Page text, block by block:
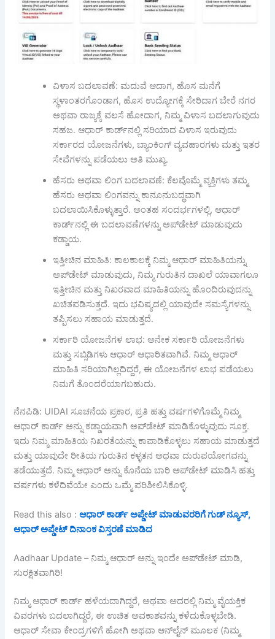
ವಿಳಾಸ ಬದಲಾವಣೆ: ಮದುವೆ ಆದಾಗ, ಹೊಸ ಮನೆಗೆ
ಸ್ಥಳಾಂತರಗೊಂಡಾಗ, ಹೊಸ ಉದ್ಯೋಗಕ್ಕೆ ಸೇರಿದಾಗ ಬೇರೆ ನಗರ
ಅಥವಾ ರಾಜ್ಯಕ್ಕೆ ವಲಸೆ ಹೋದಾಗ, ನಿಮ್ಮ ವಿಳಾಸ ಬದಲಾಗುವುದು
ಸಹಜ. ಆಧಾರ್ ಕಾರ್ಡ್‌ನಲ್ಲಿ ಸರಿಯಾದ ವಿಳಾಸ ಇರುವುದು
ಸರ್ಕಾರದ ಯೋಜನೆಗಳು, ಬ್ಯಾಂಕಿಂಗ್ ವ್ಯವಹಾರಗಳು ಮತ್ತು ಇತರ
ಸೇವೆಗಳನ್ನು ಪಡೆಯಲು ಅತಿ ಮುಖ್ಯ.
ಹೆಸರು ಅಥವಾ ಲಿಂಗ ಬದಲಾವಣೆ: ಕೆಲವೊಮ್ಮೆ ವ್ಯಕ್ತಿಗಳು ತಮ್ಮ
ಹೆಸರು ಅಥವಾ ಲಿಂಗವನ್ನು ಕಾನೂನುಬದ್ಧವಾಗಿ
ಬದಲಾಯಿಸಿಕೊಳ್ಳುತ್ತಾರೆ. ಅಂತಹ ಸಂದರ್ಭಗಳಲ್ಲಿ, ಆಧಾರ್
ಕಾರ್ಡ್‌ನಲ್ಲಿ ಈ ಬದಲಾವಣೆಗಳನ್ನು ಅಪ್‌ಡೇಟ್ ಮಾಡುವುದು
ಕಡ್ಡಾಯ.
ಇತ್ತೀಚಿನ ಮಾಹಿತಿ: ಕಾಲಕಾಲಕ್ಕೆ ನಿಮ್ಮ ಆಧಾರ್ ಮಾಹಿತಿಯನ್ನು
ಅಪ್‌ಡೇಟ್ ಮಾಡುವುದು, ನಿಮ್ಮ ಗುರುತಿನ ದಾಖಲೆ ಯಾವಾಗಲೂ
ಇತ್ತೀಚಿನ ಮತ್ತು ನಿಖರವಾದ ಮಾಹಿತಿಯನ್ನು ಹೊಂದಿರುವುದನ್ನು
ಖಚಿತಪಡಿಸುತ್ತದೆ. ಇದು ಭವಿಷ್ಯದಲ್ಲಿ ಯಾವುದೇ ಸಮಸ್ಯೆಗಳನ್ನು
ತಪ್ಪಿಸಲು ಸಹಾಯ ಮಾಡುತ್ತದೆ.
ಸರ್ಕಾರಿ ಯೋಜನೆಗಳ ಲಾಭ: ಅನೇಕ ಸರ್ಕಾರಿ ಯೋಜನೆಗಳು
ಮತ್ತು ಸಬ್ಸಿಡಿಗಳು ಆಧಾರ್ ಆಧಾರಿತವಾಗಿವೆ. ನಿಮ್ಮ ಆಧಾರ್
ಮಾಹಿತಿ ಸರಿಯಾಗಿಲ್ಲದಿದ್ದರೆ, ಈ ಯೋಜನೆಗಳ ಲಾಭ ಪಡೆಯಲು
ನಿಮಗೆ ತೊಂದರೆಯಾಗಬಹುದು.
ನೆನಪಿಡಿ: UIDAI ಸೂಚನೆಯ ಪ್ರಕಾರ, ಪ್ರತಿ ಹತ್ತು ವರ್ಷಗಳಿಗೊಮ್ಮೆ ನಿಮ್ಮ
ಆಧಾರ್ ಕಾರ್ಡ್ ಅನ್ನು ಕಡ್ಡಾಯವಾಗಿ ಅಪ್‌ಡೇಟ್ ಮಾಡಿಕೊಳ್ಳುವುದು ಸೂಕ್ತ.
ಇದು ನಿಮ್ಮ ಮಾಹಿತಿಯ ನಿಖರತೆಯನ್ನು ಕಾಪಾಡಿಕೊಳ್ಳಲು ಸಹಾಯ ಮಾಡುತ್ತದೆ
ಮತ್ತು ಯಾವುದೇ ರೀತಿಯ ಗುರುತಿನ ಕಳ್ಳತನ ಅಥವಾ ದುರುಪಯೋಗವನ್ನು
ತಡೆಯುತ್ತದೆ. ನಿಮ್ಮ ಆಧಾರ್ ಅನ್ನು ಕೊನೆಯ ಬಾರಿ ಅಪ್‌ಡೇಟ್ ಮಾಡಿಸಿ ಹತ್ತು
ವರ್ಷಗಳು ಕಳೆದಿವೆಯೇ ಎಂದು ಒಮ್ಮೆ ಪರಿಶೀಲಿಸಿಕೊಳ್ಳಿ.
Read this also :ಆಧಾರ್ ಕಾರ್ಡ್ ಅಪ್ಡೇಟ್ ಮಾಡುವರರಿಗೆ ಗುಡ್ ನ್ಯೂಸ್,
ಆಧಾರ್ ಅಪ್ಡೇಟ್ ದಿನಾಂಕ ವಿಸ್ತರಣೆ ಮಾಡಿದ
Aadhaar Update – ನಿಮ್ಮ ಆಧಾರ್ ಅನ್ನು ಇಂದೇ ಅಪ್‌ಡೇಟ್ ಮಾಡಿ,
ಸುರಕ್ಷಿತವಾಗಿರಿ!
ನಿಮ್ಮ ಆಧಾರ್ ಕಾರ್ಡ್ ಹಳೆಯದಾಗಿದ್ದರೆ, ಅಥವಾ ಅದರಲ್ಲಿ ನಿಮ್ಮ ವೈಯಕ್ತಿಕ
ವಿವರಗಳು ಬದಲಾಗಿದ್ದರೆ, ಈ ಉಚಿತ ಅವಕಾಶವನ್ನು ಕಳೆದುಕೊಳ್ಳಬೇಡಿ.
ಆಧಾರ್ ಸೇವಾ ಕೇಂದ್ರಗಳಿಗೆ ಹೋಗಿ ಅಥವಾ ಆನ್‌ಲೈನ್ ಮೂಲಕ (ನಿಮ್ಮ